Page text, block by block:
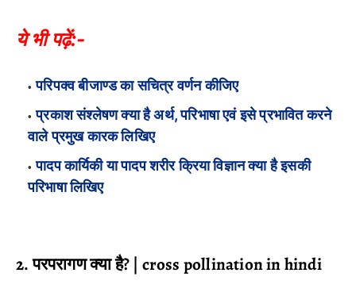
ये भी पढ़ें:-
परिपक्व बीजाण्ड का सचित्र वर्णन कीजिए
प्रकाश संश्लेषण क्या है अर्थ, परिभाषा एवं इसे प्रभावित करने
वाले प्रमुख कारक लिखिए
पादप कार्यिकी या पादप शरीर क्रिया विज्ञान क्या है इसकी
परिभाषा लिखिए
2. परपरागण क्या है? | cross pollination in hindi